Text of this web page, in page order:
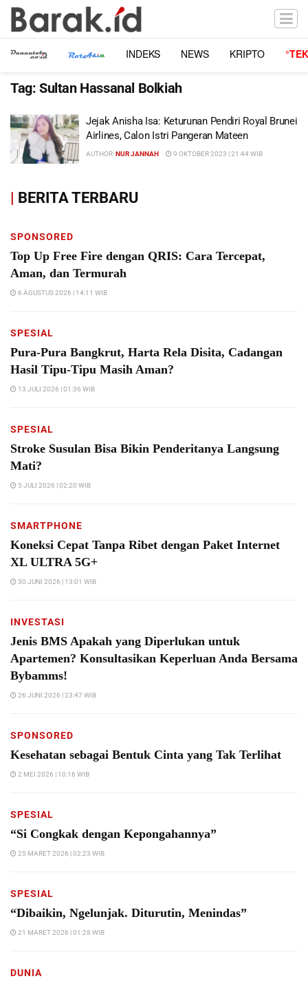
INDEKS NEWS KRIPTO
Tag: Sultan Hassanal Bolkiah
Jejak Anisha Isa: Keturunan Pendiri Royal Brunei
Airlines, Calon Istri Pangeran Mateen
AUTHOR:NUR JANNAH 9 OKTOBER 2023 | 21:44 WIB
| BERITA TERBARU
SPONSORED
Top Up Free Fire dengan QRIS: Cara Tercepat,
Aman, dan Termurah
6 AGUSTUS 2026 | 14:11 WIB
SPESIAL
Pura-Pura Bangkrut, Harta Rela Disita, Cadangan
Hasil Tipu-Tipu Masih Aman?
13 JULI 2026 | 01:36 WIB
SPESIAL
Stroke Susulan Bisa Bikin Penderitanya Langsung
Mati?
5 JULI 2026 | 02:20 WIB
SMARTPHONE
Koneksi Cepat Tanpa Ribet dengan Paket Internet
XL ULTRA 5G+
30 JUNI 2026 | 13:01 WIB
INVESTASI
Jenis BMS Apakah yang Diperlukan untuk
Apartemen? Konsultasikan Keperluan Anda Bersama
Bybamms!
26 JUNI 2026 | 23:47 WIB
SPONSORED
Kesehatan sebagai Bentuk Cinta yang Tak Terlihat
2 MEI 2026 | 10:16 WIB
SPESIAL
“Si Congkak dengan Kepongahannya”
25 MARET 2026 | 02:23 WIB
SPESIAL
“Dibaikin, Ngelunjak. Diturutin, Menindas”
21 MARET 2026 | 01:28 WIB
DUNIA